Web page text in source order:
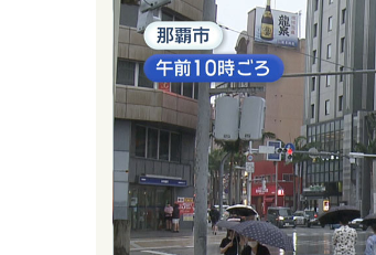
b
o
o
k
a
a
d